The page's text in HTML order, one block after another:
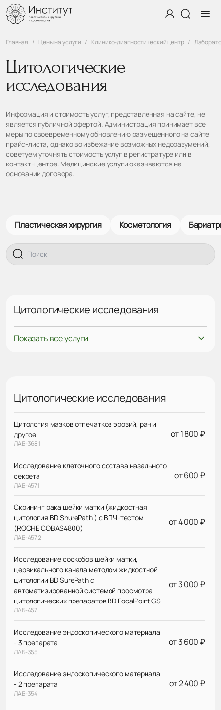
Главная Цены на услуги Клинико-диагностический центр
Цитологические
исследования
Информация и стоимость услуг, представленная на сайте, не
является публичной офертой. Администрация принимает все
меры по своевременному обновлению размещенного на сайте
прайс-листа, однако во избежание возможных недоразумений,
советуем уточнять стоимость услуг в регистратуре или в
контакт-центре. Медицинские услуги оказываются на
основании договора.
Пластическая хирургия Косметология
Цитологические исследования
Показать все услуги
Цитологические исследования
Цитология мазков отпечатков эрозий, ран и
другое
ЛАБ-368.1
от 1 800 ₽
Исследование клеточного состава назального
секрета
ЛАБ-457.1
от 600 ₽
Скрининг рака шейки матки (жидкостная
цитология BD ShurePath ) с ВПЧ-тестом
(ROCHE COBAS4800)
ЛАБ-457.2
от 4 000 ₽
Исследование соскобов шейки матки,
цервикального канала методом жидкостной
цитологии BD SurePath с
автоматизированной системой просмотра
цитологических препаратов BD FocalPoint GS
ЛАБ-457
от 3 000 ₽
Исследование эндоскопического материала
- 3 препарата
ЛАБ-355
от 3 600 ₽
Исследование эндоскопического материала
- 2 препарата
ЛАБ-354
от 2 400 ₽